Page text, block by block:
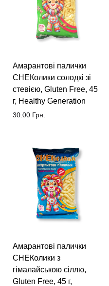
Амарантові палички
СНЕКолики солодкі зі
стевією, Gluten Free, 45
г, Healthy Generation
30.00 Грн.
Амарантові палички
СНЕКолики з
гімалайською сіллю,
Gluten Free, 45 г,